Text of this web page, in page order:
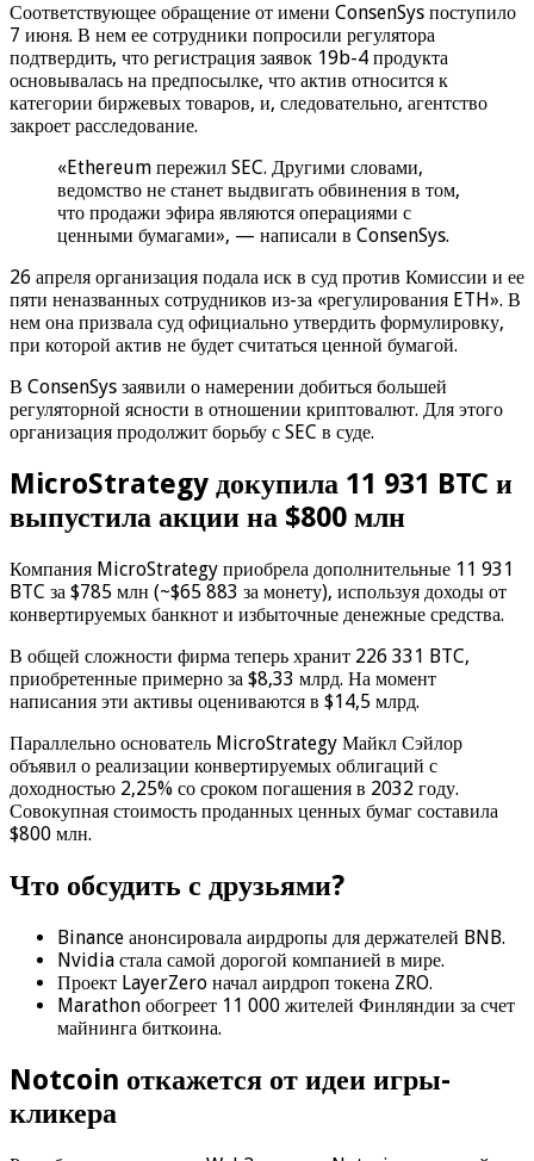
Соответствующее обращение от имени ConsenSys поступило
7 июня. В нем ее сотрудники попросили регулятора
подтвердить, что регистрация заявок 19b-4 продукта
основывалась на предпосылке, что актив относится к
категории биржевых товаров, и, следовательно, агентство
закроет расследование.
«Ethereum пережил SEC. Другими словами,
ведомство не станет выдвигать обвинения в том,
что продажи эфира являются операциями с
ценными бумагами», — написали в ConsenSys.
26 апреля организация подала иск в суд против Комиссии и ее
пяти неназванных сотрудников из-за «регулирования ETH». В
нем она призвала суд официально утвердить формулировку,
при которой актив не будет считаться ценной бумагой.
В ConsenSys заявили о намерении добиться большей
регуляторной ясности в отношении криптовалют. Для этого
организация продолжит борьбу с SEC в суде.
MicroStrategy докупила 11 931 BTC и
выпустила акции на $800 млн
Компания MicroStrategy приобрела дополнительные 11 931
BTC за $785 млн (~$65 883 за монету), используя доходы от
конвертируемых банкнот и избыточные денежные средства.
В общей сложности фирма теперь хранит 226 331 BTC,
приобретенные примерно за $8,33 млрд. На момент
написания эти активы оцениваются в $14,5 млрд.
Параллельно основатель MicroStrategy Майкл Сэйлор
объявил о реализации конвертируемых облигаций с
доходностью 2,25% со сроком погашения в 2032 году.
Совокупная стоимость проданных ценных бумаг составила
$800 млн.
Что обсудить с друзьями?
Binance анонсировала аирдропы для держателей BNB.
Nvidia стала самой дорогой компанией в мире.
Проект LayerZero начал аирдроп токена ZRO.
Marathon обогреет 11 000 жителей Финляндии за счет
майнинга биткоина.
Notcoin откажется от идеи игры-
кликера